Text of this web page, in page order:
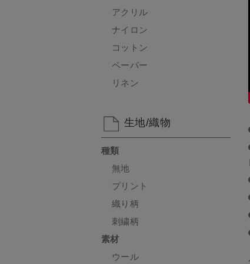
アクリル
ナイロン
コットン
ペーパー
リネン
生地/織物
種類
無地
プリント
織り柄
刺繍柄
素材
ウール